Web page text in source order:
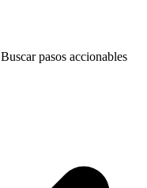
Buscar pasos accionables